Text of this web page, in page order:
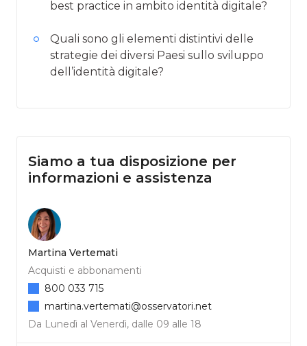
best practice in ambito identità digitale?
Quali sono gli elementi distintivi delle
strategie dei diversi Paesi sullo sviluppo
dell’identità digitale?
Siamo a tua disposizione per
informazioni e assistenza
Martina Vertemati
Acquisti e abbonamenti
Da Lunedì al Venerdì, dalle 09 alle 18
800 033 715
martina.vertemati@osservatori.net